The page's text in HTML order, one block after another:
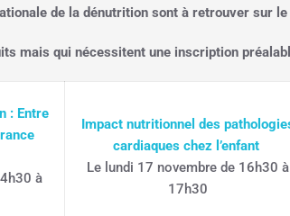
de la dénutrition sont à retrouver sur
mais qui nécessitent une inscription
: Entre
à
Impact nutritionnel des
cardiaques chez l’enfant
Le lundi 17 novembre de 16h30 à
17h30